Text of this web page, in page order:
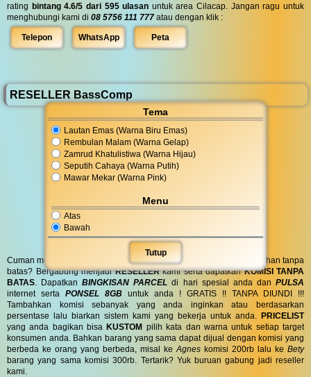
Tema
Lautan Emas (Warna Biru Emas)
Rembulan Malam (Warna Gelap)
Zamrud Khatulistiwa (Warna Hijau)
Seputih Cahaya (Warna Putih)
Mawar Mekar (Warna Pink)
Menu
Atas
Bawah
Tutup
rating bintang 4.6/5 dari 595 ulasan untuk area Cilacap. Jangan ragu untuk
menghubungi kami di 08 5756 111 777 atau dengan klik :
Telepon WhatsApp Peta
RESELLER BassComp
Cuman modal posting di media sosial bisa dapat penghasilan tambahan tanpa
batas? Bergabung menjadiRESELLERkami serta dapatkanKOMISI TANPA
BATAS . DapatkanBINGKISAN PARCEL di hari spesial anda danPULSA
internet serta PONSEL 8GB untuk anda ! GRATIS !! TANPA DIUNDI !!!
Tambahkan komisi sebanyak yang anda inginkan atau berdasarkan
persentase lalu biarkan sistem kami yang bekerja untuk anda. PRICELIST
yang anda bagikan bisaKUSTOM pilih kata dan warna untuk setiap target
konsumen anda. Bahkan barang yang sama dapat dijual dengan komisi yang
berbeda ke orang yang berbeda, misal ke Agnes komisi 200rb lalu ke Bety
barang yang sama komisi 300rb. Tertarik? Yuk buruan gabung jadi reseller
kami.